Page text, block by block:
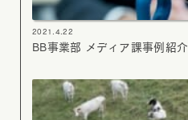
2021.4.22
BB事業部 メディア課事例紹介